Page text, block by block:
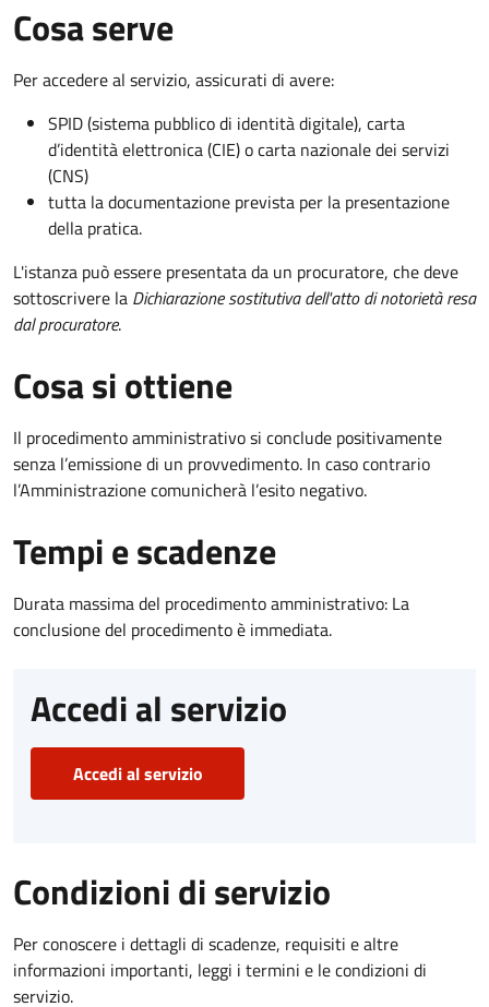
Cosa serve
Per accedere al servizio, assicurati di avere:
SPID (sistema pubblico di identità digitale), carta
d’identità elettronica (CIE) o carta nazionale dei servizi
(CNS)
tutta la documentazione prevista per la presentazione
della pratica.
L'istanza può essere presentata da un procuratore, che deve
sottoscrivere la Dichiarazione sostitutiva dell'atto di notorietà resa
dal procuratore.
Cosa si ottiene
Il procedimento amministrativo si conclude positivamente
senza l’emissione di un provvedimento. In caso contrario
l’Amministrazione comunicherà l’esito negativo.
Tempi e scadenze
Durata massima del procedimento amministrativo: La
conclusione del procedimento è immediata.
Accedi al servizio
Accedi al servizio
Condizioni di servizio
Per conoscere i dettagli di scadenze, requisiti e altre
informazioni importanti, leggi i termini e le condizioni di
servizio.